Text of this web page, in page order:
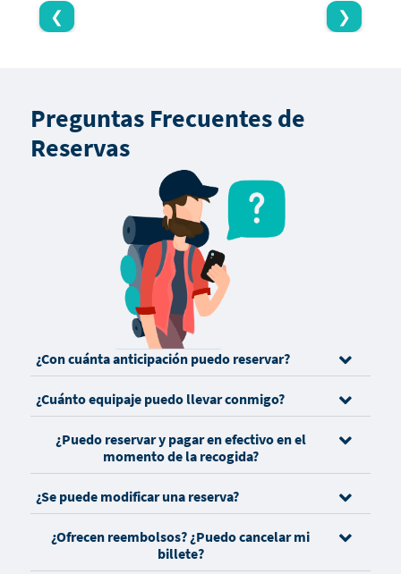
❮ ❯
Preguntas Frecuentes de
Reservas
¿Con cuánta anticipación puedo reservar?
¿Cuánto equipaje puedo llevar conmigo?
¿Puedo reservar y pagar en efectivo en el
momento de la recogida?
¿Se puede modificar una reserva?
¿Ofrecen reembolsos? ¿Puedo cancelar mi
billete?